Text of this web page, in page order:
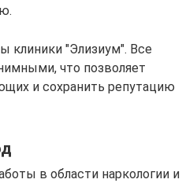
клиники "Элизиум". Все
что позволяет
и сохранить репутацию
в области наркологии и